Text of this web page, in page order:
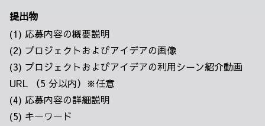
提出物
(1) 応募内容の概要説明
(2) プロジェクトおよびアイデアの画像
(3) プロジェクトおよびアイデアの利用シーン紹介動画
URL （5 分以内）※任意
(4) 応募内容の詳細説明
(5) キーワード